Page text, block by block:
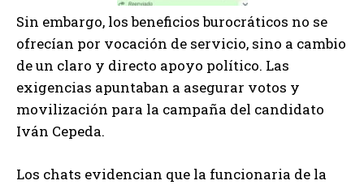
Sin embargo, los beneficios burocráticos no se
ofrecían por vocación de servicio, sino a cambio
de un claro y directo apoyo político. Las
exigencias apuntaban a asegurar votos y
movilización para la campaña del candidato
Iván Cepeda.
Los chats evidencian que la funcionaria de la